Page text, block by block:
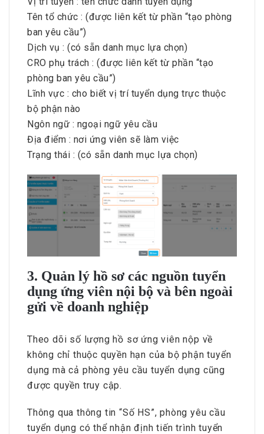
Tên tổ chức : (được liên kết từ phần “tạo phòng
ban yêu cầu”)
Dịch vụ : (có sẵn danh mục lựa chọn)
CRO phụ trách : (được liên kết từ phần “tạo
phòng ban yêu cầu”)
Lĩnh vực : cho biết vị trí tuyển dụng trực thuộc
bộ phận nào
Ngôn ngữ : ngoại ngữ yêu cầu
Địa điểm : nơi ứng viên sẽ làm việc
Trạng thái : (có sẵn danh mục lựa chọn)
3. Quản lý hồ sơ các nguồn tuyển
dụng ứng viên nội bộ và bên ngoài
gửi về doanh nghiệp
Theo dõi số lượng hồ sơ ứng viên nộp về
không chỉ thuộc quyền hạn của bộ phận tuyển
dụng mà cả phòng yêu cầu tuyển dụng cũng
được quyền truy cập.
Thông qua thông tin “Số HS”, phòng yêu cầu
tuyển dụng có thể nhận định tiến trình tuyển